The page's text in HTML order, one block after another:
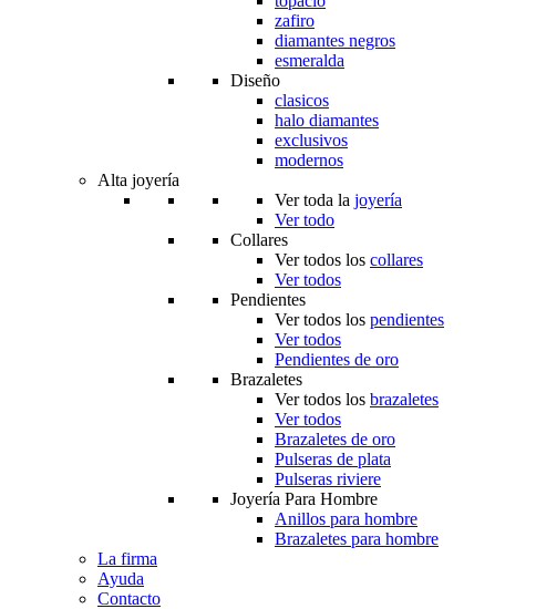
zafiro
diamantes negros
esmeralda
Diseño
clasicos
halo diamantes
exclusivos
modernos
Alta joyería
Ver toda la joyería
Ver todo
Collares
Ver todos los collares
Ver todos
Pendientes
Ver todos los pendientes
Ver todos
Pendientes de oro
Brazaletes
Ver todos los brazaletes
Ver todos
Brazaletes de oro
Pulseras de plata
Pulseras riviere
Joyería Para Hombre
Anillos para hombre
Brazaletes para hombre
La firma
Ayuda
Contacto